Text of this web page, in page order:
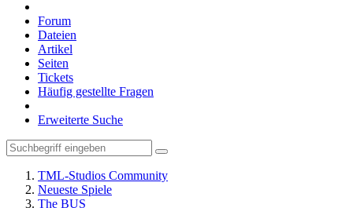
Forum
Dateien
Artikel
Seiten
Tickets
Häufig gestellte Fragen
Erweiterte Suche
TML-Studios Community
Neueste Spiele
The BUS